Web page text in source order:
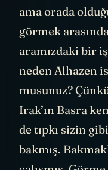
ama orada
görmek
aramızdaki bir
neden Alhazen
musunuz?
Irak’ın Basra
de tıpkı sizin
bakmış.